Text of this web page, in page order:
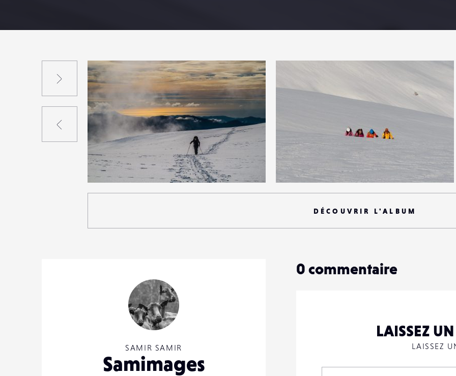
16 21
Suivant
Précédent
DÉCOUVRIR L'ALBUM
SAMIR SAMIR
Samimages
0 commentaire
LAISSEZ
LAISSEZ